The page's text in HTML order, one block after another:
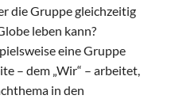
die Gruppe gleichzeitig
leben kann?
eine Gruppe
– dem „Wir“ – arbeitet,
in den